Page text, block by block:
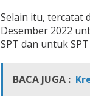
Selain itu, tercatat
Desember 2022
SPT dan untuk
BACA JUGA :